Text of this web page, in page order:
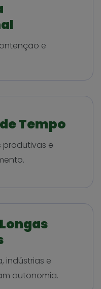
e
Tempo
produtivas e
indústrias e
autonomia.